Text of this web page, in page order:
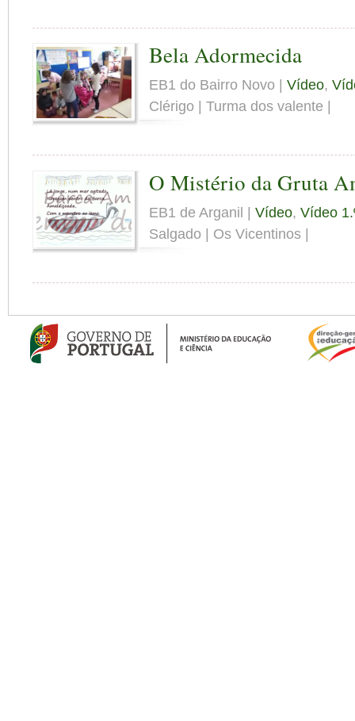
Bela Adormecida
EB1 do Bairro Novo |Vídeo,
Clérigo | Turma dos valente |
O Mistério da Gruta
EB1 de Arganil |Vídeo,Vídeo
Salgado | Os Vicentinos |